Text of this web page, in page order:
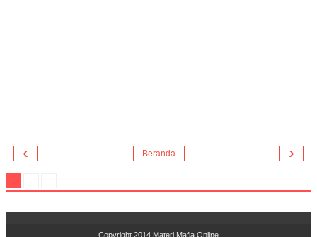
‹ ›
Beranda
Copyright 2014 Materi Mafia Online